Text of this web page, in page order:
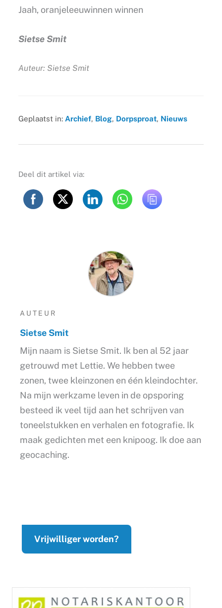
Jaah, oranjeleeuwinnen winnen
Sietse Smit
Auteur: Sietse Smit
Geplaatst in: Archief, Blog, Dorpsproat, Nieuws
Deel dit artikel via:
AUTEUR
Sietse Smit
Mijn naam is Sietse Smit. Ik ben al 52 jaar
getrouwd met Lettie. We hebben twee
zonen, twee kleinzonen en één kleindochter.
Na mijn werkzame leven in de opsporing
besteed ik veel tijd aan het schrijven van
toneelstukken en verhalen en fotografie. Ik
maak gedichten met een knipoog. Ik doe aan
geocaching.
Vrijwilliger worden?